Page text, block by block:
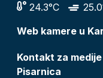
24.3°C
Web kamere u
Kontakt za medije
Pisarnica